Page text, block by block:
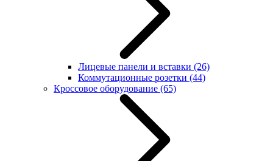
Лицевые панели и вставки (26)
Коммутационные розетки (44)
Кроссовое оборудование (65)